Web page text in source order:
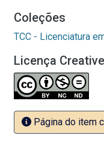
Coleções
TCC - Licenciatura
Licença
Página do item